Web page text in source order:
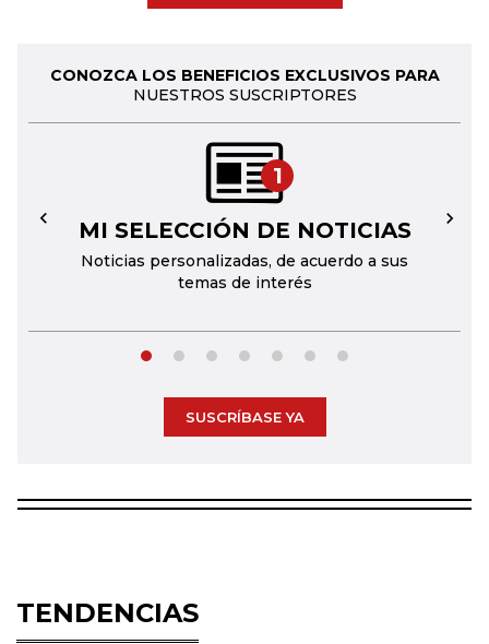
CONOZCA LOS BENEFICIOS EXCLUSIVOS PARA
NUESTROS SUSCRIPTORES
1
MI SELECCIÓN DE NOTICIAS
Noticias personalizadas, de acuerdo a sus
temas de interés
← →
SUSCRÍBASE YA
TENDENCIAS